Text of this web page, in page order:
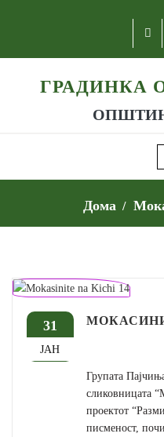
ГРАДИНКА
Дома
31
ЈАН
Групата
сликовницата
проектот
писменост,